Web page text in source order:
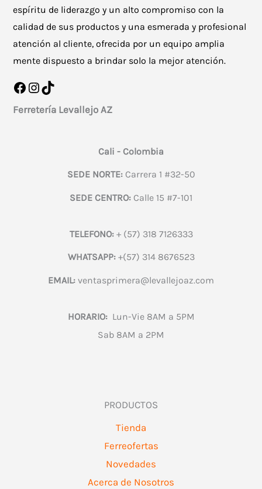
espíritu de liderazgo y un alto compromiso con la
calidad de sus productos y una esmerada y profesional
atención al cliente, ofrecida por un equipo amplia
mente dispuesto a brindar solo la mejor atención.
Facebook
Instagram
TikTok
Ferretería Levallejo AZ
Cali - Colombia
SEDE NORTE:Carrera 1 #32-50
SEDE CENTRO: Calle 15 #7-101
TELEFONO:+ (57) 318 7126333
WHATSAPP:+(57) 314 8676523
EMAIL: ventasprimera@levallejoaz.com
HORARIO:Lun-Vie 8AM a 5PM
Sab 8AM a 2PM
PRODUCTOS
Tienda
Ferreofertas
Novedades
Acerca de Nosotros